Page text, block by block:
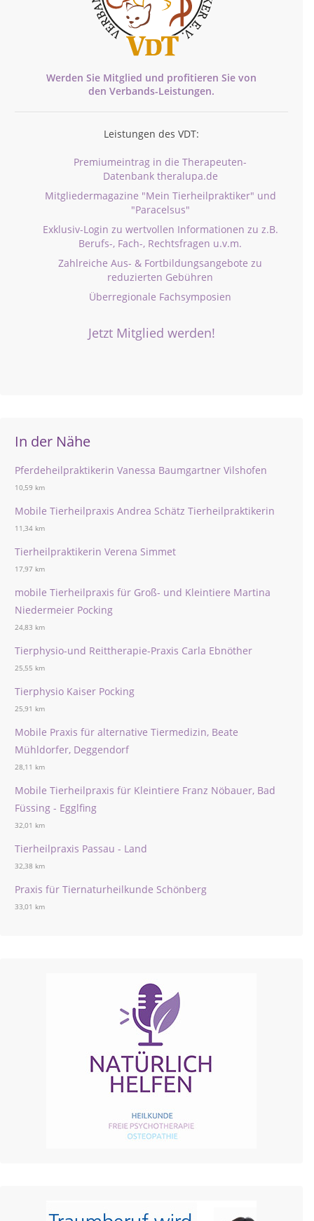
Werden Sie Mitglied und profitieren Sie von
den Verbands-Leistungen.
Leistungen des VDT:
Premiumeintrag in die Therapeuten-
Datenbank theralupa.de
Mitgliedermagazine "Mein Tierheilpraktiker" und
"Paracelsus"
Exklusiv-Login zu wertvollen Informationen zu z.B.
Berufs-, Fach-, Rechtsfragen u.v.m.
Zahlreiche Aus- & Fortbildungsangebote zu
reduzierten Gebühren
Überregionale Fachsymposien
Jetzt Mitglied werden!
In der Nähe
Pferdeheilpraktikerin Vanessa Baumgartner Vilshofen
10,59 km
Mobile Tierheilpraxis Andrea Schätz Tierheilpraktikerin
11,34 km
Tierheilpraktikerin Verena Simmet
17,97 km
mobile Tierheilpraxis für Groß- und Kleintiere Martina
Niedermeier Pocking
24,83 km
Tierphysio-und Reittherapie-Praxis Carla Ebnöther
25,55 km
Tierphysio Kaiser Pocking
25,91 km
Mobile Praxis für alternative Tiermedizin, Beate
Mühldorfer, Deggendorf
28,11 km
Mobile Tierheilpraxis für Kleintiere Franz Nöbauer, Bad
Füssing - Egglfing
32,01 km
Tierheilpraxis Passau - Land
32,38 km
Praxis für Tiernaturheilkunde Schönberg
33,01 km